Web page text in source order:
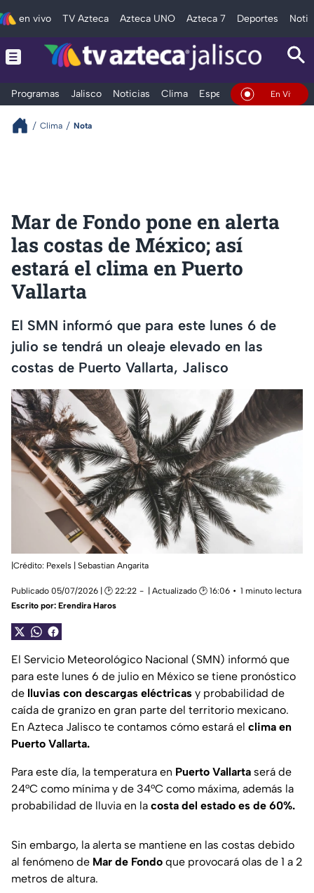
en vivo TV Azteca Azteca UNO Azteca 7 Deportes
Programas Jalisco Noticias Clima Espectáculos Deportes
En Vivo
Clima Nota
Mar de Fondo pone en alerta
las costas de México; así
estará el clima en Puerto
Vallarta
El SMN informó que para este lunes 6 de
julio se tendrá un oleaje elevado en las
costas de Puerto Vallarta, Jalisco
|Crédito: Pexels | Sebastian Angarita
Publicado 05/07/2026 | 🕑 22:22 | Actualizado 🕑 16:06
1 minuto lectura
Escrito por: Erendira Haros
El Servicio Meteorológico Nacional (SMN) informó que
para este lunes 6 de julio en México se tiene pronóstico
de lluvias con descargas eléctricas y probabilidad de
caída de granizo en gran parte del territorio mexicano.
En Azteca Jalisco te contamos cómo estará el clima en
Puerto Vallarta.
Para este día, la temperatura en Puerto Vallarta será de
24°C como mínima y de 34°C como máxima, además la
probabilidad de lluvia en la costa del estado es de 60%.
Sin embargo, la alerta se mantiene en las costas debido
al fenómeno de Mar de Fondo que provocará olas de 1 a 2
metros de altura.